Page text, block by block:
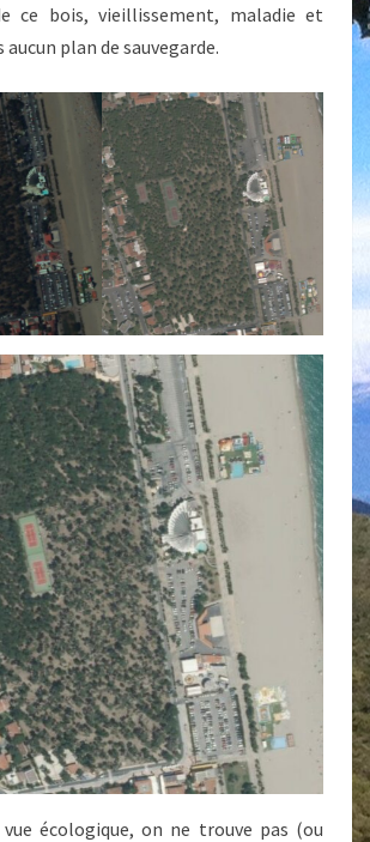
ce bois, vieillissement, maladie et
aucun plan de sauvegarde.
écologique, on ne trouve pas (ou